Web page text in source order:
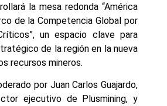
la mesa redonda “América
de la Competencia Global por
un espacio clave para
de la región en la nueva
recursos mineros.
por Juan Carlos Guajardo,
ejecutivo de Plusmining, y